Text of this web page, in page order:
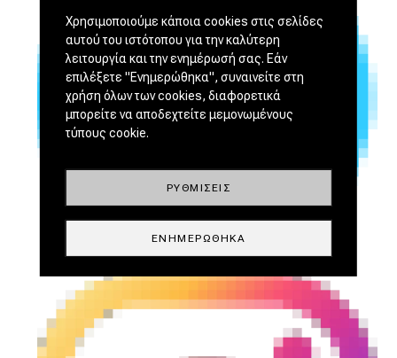
Χρησιμοποιούμε κάποια cookies στις σελίδες
αυτού του ιστότοπου για την καλύτερη
λειτουργία και την ενημέρωσή σας. Εάν
επιλέξετε "Ενημερώθηκα", συναινείτε στη
χρήση όλων των cookies, διαφορετικά
μπορείτε να αποδεχτείτε μεμονωμένους
τύπους cookie.
ΡΥΘΜΊΣΕΙΣ
ΕΝΗΜΕΡΏΘΗΚΑ